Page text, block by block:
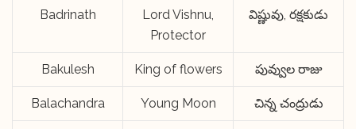
Badrinath
Lord Vishnu,
Protector
విష్ణువు, రక్షకుడు
Bakulesh King of flowers పువ్వుల రాజు
Balachandra Young Moon చిన్న చంద్రుడు